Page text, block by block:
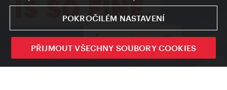
POKROČILÉM NASTAVENÍ
PŘIJMOUT VŠECHNY SOUBORY COOKIES